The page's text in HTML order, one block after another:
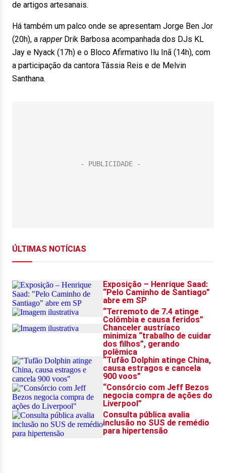
de artigos artesanais.
Há também um palco onde se apresentam Jorge Ben Jor
(20h), a rapperDrik Barbosa acompanhada dos DJs KL
Jay e Nyack (17h) e o Bloco Afirmativo Ilu Inã (14h), com
a participação da cantora Tássia Reis e de Melvin
Santhana.